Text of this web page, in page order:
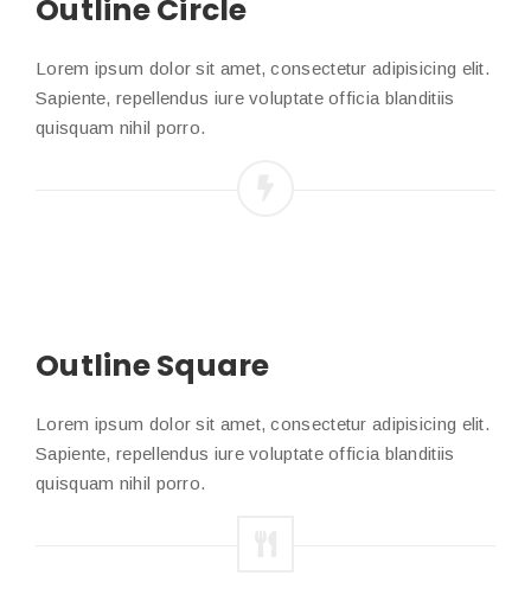
Outline Circle
Lorem ipsum dolor sit amet, consectetur adipisicing elit.
Sapiente, repellendus iure voluptate officia blanditiis
quisquam nihil porro.
Outline Square
Lorem ipsum dolor sit amet, consectetur adipisicing elit.
Sapiente, repellendus iure voluptate officia blanditiis
quisquam nihil porro.